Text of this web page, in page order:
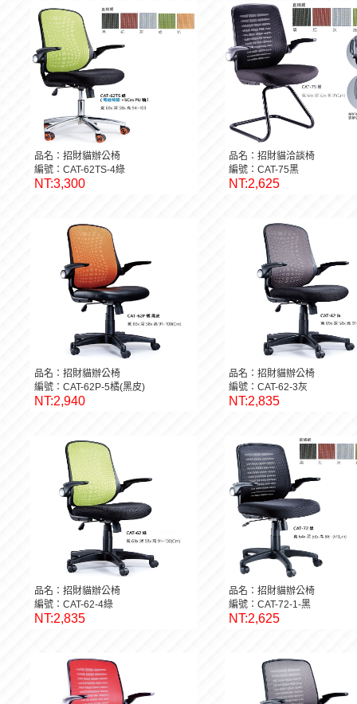
品名：招財貓辦公椅
編號：CAT-62TS-4綠
NT:3,300
品名：招財貓洽談椅
編號：CAT-75黑
NT:2,625
品名：招財貓辦公椅
編號：CAT-62P-5橘(黑皮)
NT:2,940
品名：招財貓辦公椅
編號：CAT-62-3灰
NT:2,835
品名：招財貓辦公椅
編號：CAT-62-4綠
NT:2,835
品名：招財貓辦公椅
編號：CAT-72-1-黑
NT:2,625